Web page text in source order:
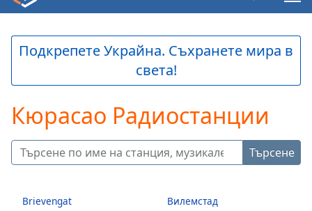
Player
loading.
Play
Backward
Forward
Mute
Подкрепете Украйна. Съхранете мира в
света!
Кюрасао Радиостанции
Търсене
Brievengat Вилемстад